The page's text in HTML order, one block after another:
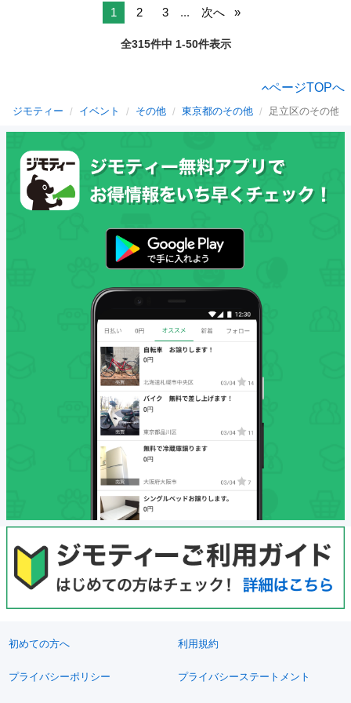
1 2 3 ... 次へ
全315件中 1-50件表示
ページTOPへ
ジモティー イベント その他 東京都のその他 足立区のその他
初めての方へ 利用規約
プライバシーポリシー プライバシーステートメント